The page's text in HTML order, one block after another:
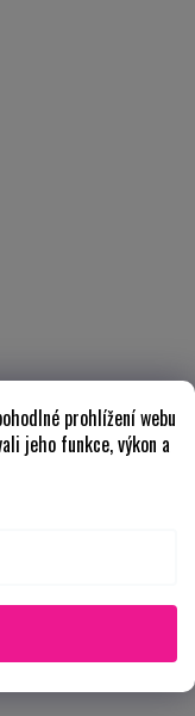
prohlížení webu
jeho funkce, výkon a